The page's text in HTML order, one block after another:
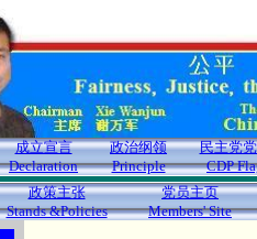
成立宣言
Declaration
政治纲领
Principle
民主党
CDP
政策主张
Stands &Policies
党员主页
Members' Site